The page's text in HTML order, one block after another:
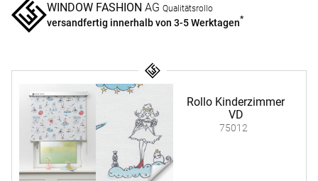
WINDOW FASHION AG Qualitätsrollo
versandfertig innerhalb von 3-5 Werktagen*
Rollo Kinderzimmer
VD
75012